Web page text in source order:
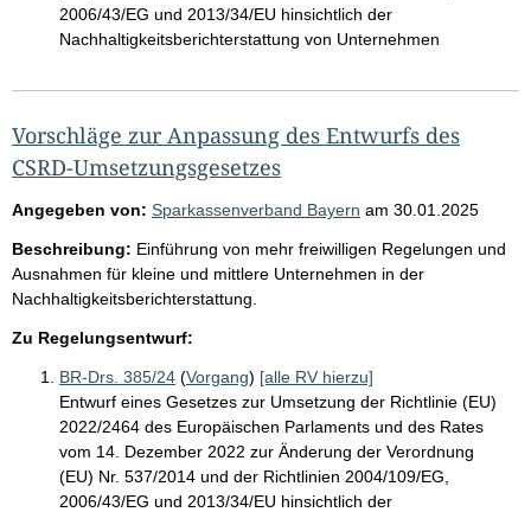
2006/43/EG und 2013/34/EU hinsichtlich der
Nachhaltigkeitsberichterstattung von Unternehmen
Vorschläge zur Anpassung des Entwurfs des
CSRD-Umsetzungsgesetzes
Angegeben von: Sparkassenverband Bayern am 30.01.2025
Beschreibung: Einführung von mehr freiwilligen Regelungen und
Ausnahmen für kleine und mittlere Unternehmen in der
Nachhaltigkeitsberichterstattung.
Zu Regelungsentwurf:
BR-Drs. 385/24 (Vorgang) [alle RV hierzu]
Entwurf eines Gesetzes zur Umsetzung der Richtlinie (EU)
2022/2464 des Europäischen Parlaments und des Rates
vom 14. Dezember 2022 zur Änderung der Verordnung
(EU) Nr. 537/2014 und der Richtlinien 2004/109/EG,
2006/43/EG und 2013/34/EU hinsichtlich der